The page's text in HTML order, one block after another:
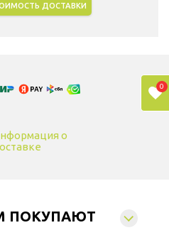
ДОСТАВКИ
о
ПОКУПАЮТ
0